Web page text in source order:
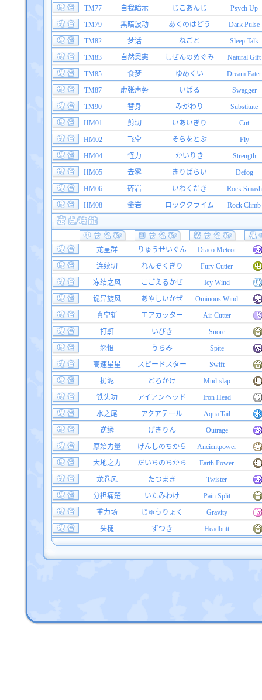
TM77 自我暗示 じこあんじ
Psych Up
TM79
黑暗波动 あくのはどう
Dark Pulse
TM82
梦话 ねごと
Sleep Talk
TM83
自然恩惠 しぜんのめぐみ
Natural Gift
TM85
食梦 ゆめくい
Dream Eater
TM87
虚张声势 いばる
Swagger
TM90
替身 みがわり
Substitute
HM01
剪切 いあいぎり
Cut
HM02
飞空 そらをとぶ
Fly
HM04
怪力 かいりき
Strength
HM05
去雾 きりばらい
Defog
HM06
碎岩 いわくだき
Rock Smash
HM08
攀岩 ロッククライム Rock Climb
龙星群 りゅうせいぐん
Draco Meteor
连续切
れんぞくぎり
Fury Cutter
冻结之风
こごえるかぜ
Icy Wind
诡异旋风
あやしいかぜ
Ominous Wind
真空斩
エアカッター
Air Cutter
打鼾
いびき
Snore
怨恨
うらみ
Spite
高速星星
スピードスター
Swift
扔泥
どろかけ
Mud-slap
铁头功
アイアンヘッド
Iron Head
水之尾
アクアテール
Aqua Tail
逆鳞
げきりん
Outrage
原始力量
げんしのちから
Ancientpower
大地之力
だいちのちから
Earth Power
龙卷风
たつまき
Twister
分担痛楚
いたみわけ
Pain Split
重力场
じゅうりょく
Gravity
头槌
ずつき Headbutt